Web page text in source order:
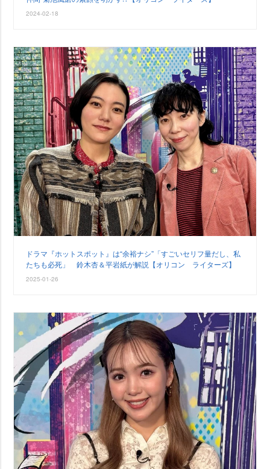
2024-02-18
ドラマ『ホットスポット』は“余裕ナシ”「すごいセリフ量だし、私
たちも必死」 鈴木杏＆平岩紙が解説【オリコン ライターズ】
2025-01-26